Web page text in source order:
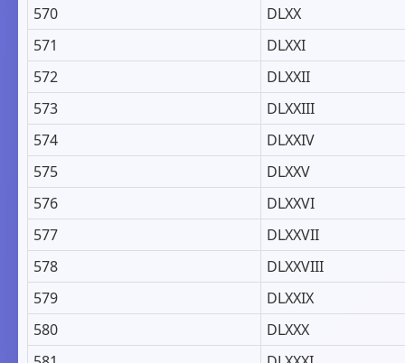
570
DLXX
571
DLXXI
572
DLXXII
573
DLXXIII
574
DLXXIV
575
DLXXV
576
DLXXVI
577
DLXXVII
578
DLXXVIII
579
DLXXIX
580
DLXXX